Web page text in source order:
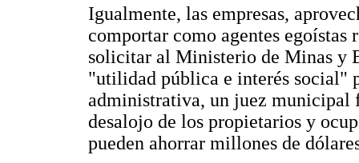
Igualmente, las empresas,
comportar como agentes egoístas
solicitar al Ministerio de Minas y
"utilidad pública e interés social"
administrativa, un juez municipal
desalojo de los propietarios y
pueden ahorrar millones de